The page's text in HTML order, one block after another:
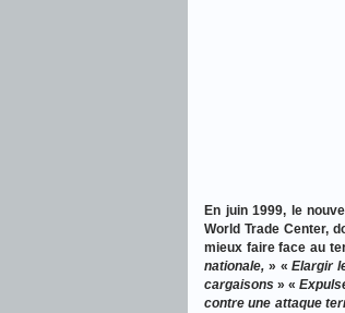
En juin 1999, le
World Trade Center,
mieux faire face au
nationale, » «Elargir
cargaisons » «
contre une attaque